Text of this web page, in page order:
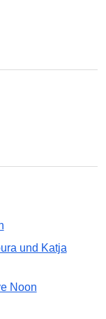
und Katja
Noon